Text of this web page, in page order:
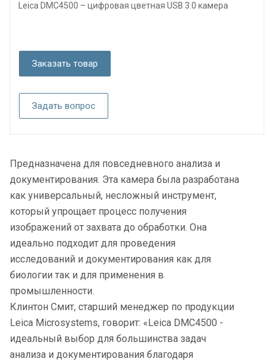
Leica DMC4500 – цифровая цветная USB 3.0 камера
Заказать товар
Задать вопрос
Предназначена для повседневного анализа и
документирования. Эта камера была разработана
как универсальный, несложный инструмент,
который упрощает процесс получения
изображений от захвата до обработки. Она
идеально подходит для проведения
исследований и документирования как для
биологии так и для применения в
промышленности.
Клинтон Смит, старший менеджер по продукции
Leica Microsystems, говорит: «Leica DMC4500 -
идеальный выбор для большинства задач
анализа и документирования благодаря